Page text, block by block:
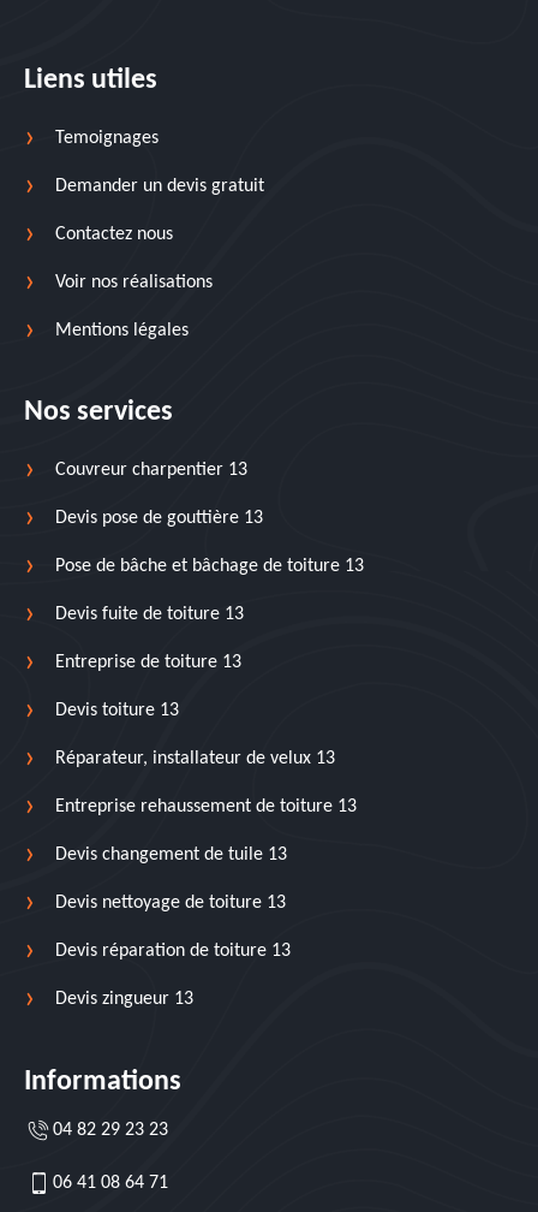
Liens utiles
Temoignages
Demander un devis gratuit
Contactez nous
Voir nos réalisations
Mentions légales
Nos services
Couvreur charpentier 13
Devis pose de gouttière 13
Pose de bâche et bâchage de toiture 13
Devis fuite de toiture 13
Entreprise de toiture 13
Devis toiture 13
Réparateur, installateur de velux 13
Entreprise rehaussement de toiture 13
Devis changement de tuile 13
Devis nettoyage de toiture 13
Devis réparation de toiture 13
Devis zingueur 13
Informations
04 82 29 23 23
06 41 08 64 71